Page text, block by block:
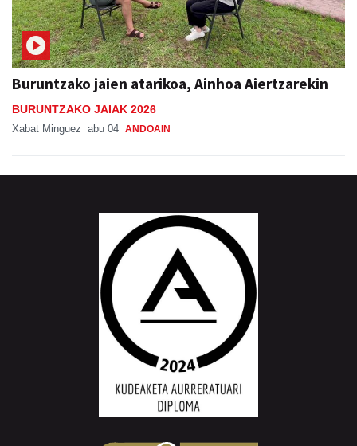
Buruntzako jaien atarikoa, Ainhoa Aiertzarekin
BURUNTZAKO JAIAK 2026
Xabat Minguez abu 04 ANDOAIN